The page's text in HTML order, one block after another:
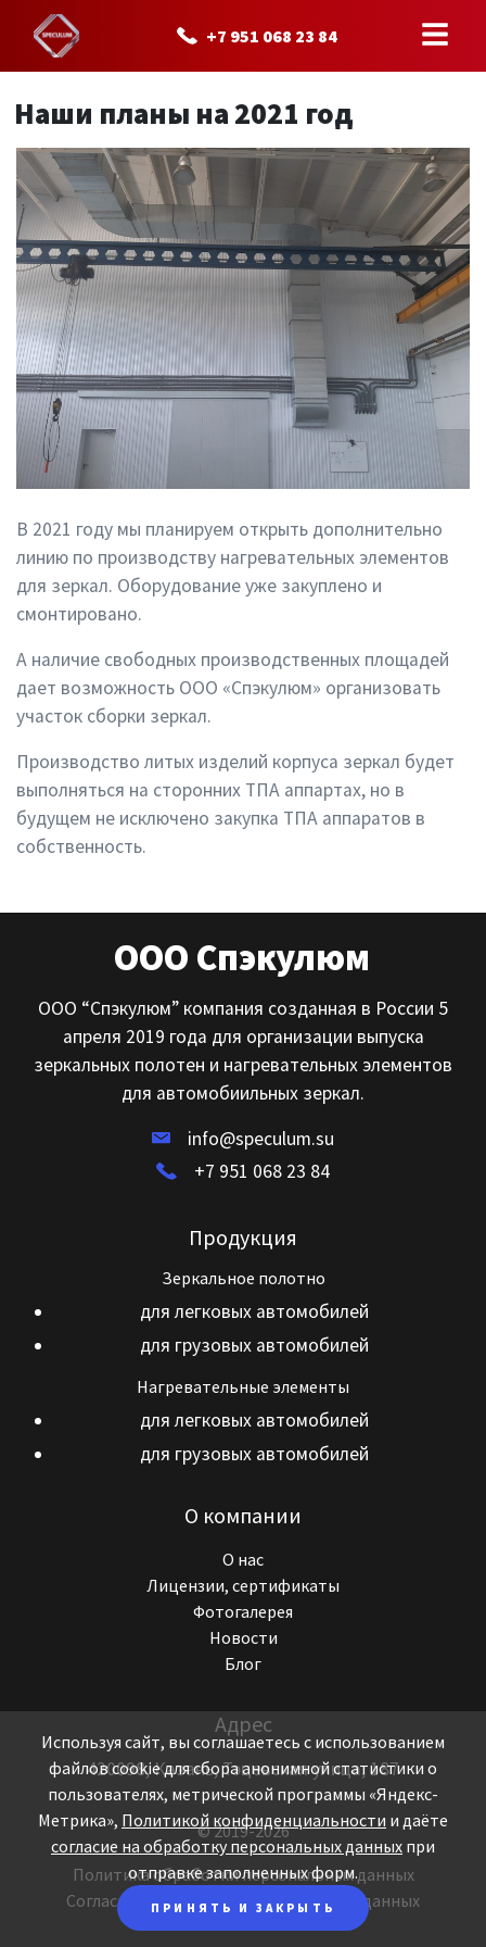
+7 951 068 23 84
Главная/ / Наши планы на 2021 год
Наши планы на 2021 год
В 2021 году мы планируем открыть дополнительно
линию по производству нагревательных элементов
для зеркал. Оборудование уже закуплено и
смонтировано.
А наличие свободных производственных площадей
дает возможность ООО «Спэкулюм» организовать
участок сборки зеркал.
Производство литых изделий корпуса зеркал будет
выполняться на сторонних ТПА аппартах, но в
будущем не исключено закупка ТПА аппаратов в
собственность.
ООО Спэкулюм
ООО “Спэкулюм” компания созданная в России 5
апреля 2019 года для организации выпуска
зеркальных полотен и нагревательных элементов
для автомобиильных зеркал.
info@speculum.su
+7 951 068 23 84
Продукция
Зеркальное полотно
для легковых автомобилей
для грузовых автомобилей
Нагревательные элементы
для легковых автомобилей
для грузовых автомобилей
О компании
О нас
Лицензии, сертификаты
Фотогалерея
Новости
Блог
Адрес
420098, Казань, Тэцевская улица, 187
© 2019-2026
Политика обработки персональных данных
Согласие на обработку персональных данных
Используя сайт, вы соглашаетесь с использованием
файлов cookie для сбора анонимной статистики о
пользователях, метрической программы «Яндекс-
Метрика», Политикой конфиденциальности и даёте
согласие на обработку персональных данных при
отправке заполненных форм.
ПРИНЯТЬ И ЗАКРЫТЬ